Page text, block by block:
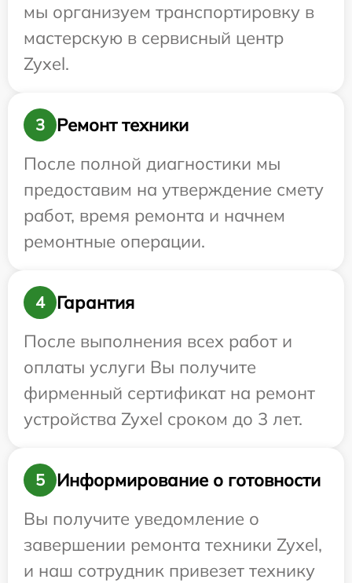
мы организуем транспортировку в
мастерскую в сервисный центр
Zyxel.
3
Ремонт техники
После полной диагностики мы
предоставим на утверждение смету
работ, время ремонта и начнем
ремонтные операции.
4
Гарантия
После выполнения всех работ и
оплаты услуги Вы получите
фирменный сертификат на ремонт
устройства Zyxel сроком до 3 лет.
5
Информирование о готовности
Вы получите уведомление о
завершении ремонта техники Zyxel,
и наш сотрудник привезет технику